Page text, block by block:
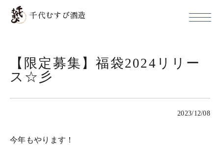
千代むすび酒造
【限定募集】福袋2024リリー
ス☆彡
2023/12/08
今年もやります！